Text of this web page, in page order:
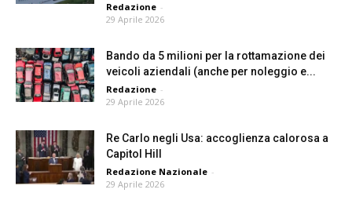
Redazione -
29 Aprile 2026
Bando da 5 milioni per la rottamazione dei
veicoli aziendali (anche per noleggio e...
Redazione -
29 Aprile 2026
Re Carlo negli Usa: accoglienza calorosa a
Capitol Hill
Redazione Nazionale -
29 Aprile 2026